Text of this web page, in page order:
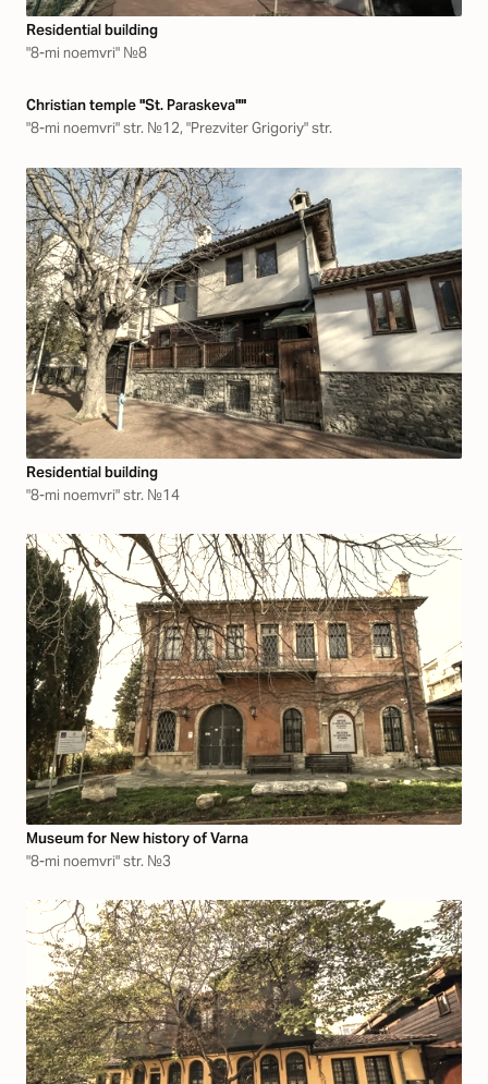
Residential building
"8-mi noemvri" №8
Christian temple "St. Paraskeva""
"8-mi noemvri" str. №12, "Prezviter Grigoriy" str.
Residential building
"8-mi noemvri" str. №14
Museum for New history of Varna
"8-mi noemvri" str. №3